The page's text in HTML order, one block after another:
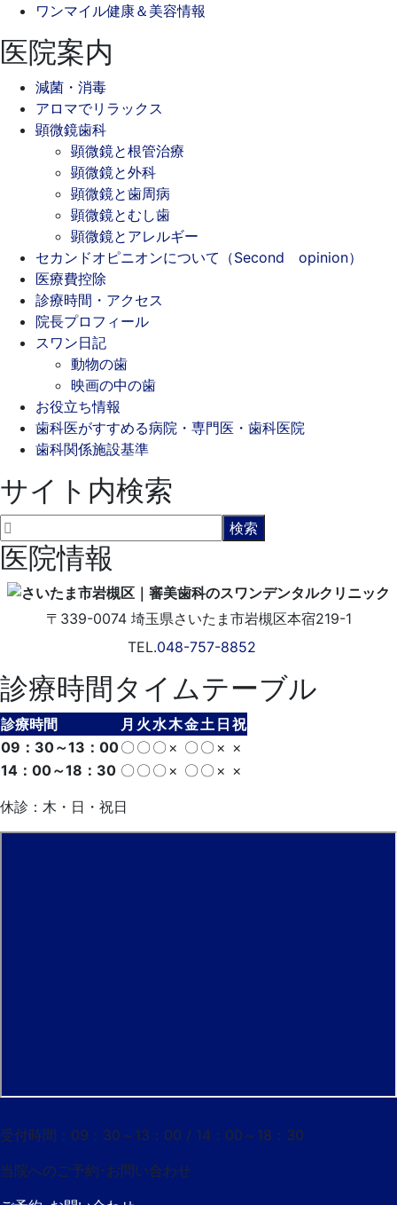
ワンマイル健康＆美容情報
医院案内
減菌・消毒
アロマでリラックス
顕微鏡歯科
顕微鏡と根管治療
顕微鏡と外科
顕微鏡と歯周病
顕微鏡とむし歯
顕微鏡とアレルギー
セカンドオピニオンについて（Second opinion）
医療費控除
診療時間・アクセス
院長プロフィール
スワン日記
動物の歯
映画の中の歯
お役立ち情報
歯科医がすすめる病院・専門医・歯科医院
歯科関係施設基準
サイト内検索
医院情報
〒339-0074 埼玉県さいたま市岩槻区本宿219-1
TEL.048-757-8852
診療時間タイムテーブル
診療時間 月 火 水木金土 日 祝
09：30～13：00〇 〇 〇 × 〇 〇 × ×
14：00～18：30 〇 〇 〇 × 〇 〇 × ×
休診：木・日・祝日
受付時間：09：30～13：00 / 14：00～18：30
当院へのご予約･ お問い合わせ